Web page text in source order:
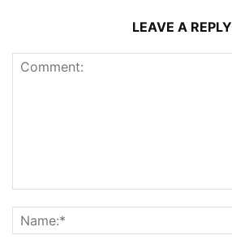
LEAVE A REPLY